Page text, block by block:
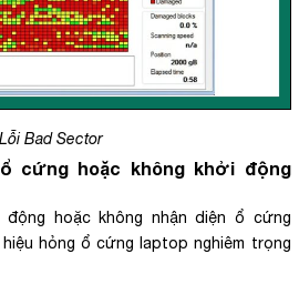
Lỗi Bad Sector
cứng hoặc không khởi động
động hoặc không nhận diện ổ cứng
hỏng ổ cứng laptop nghiêm trọng